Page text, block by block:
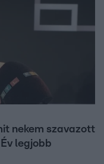
nekem szavazott
legjobb